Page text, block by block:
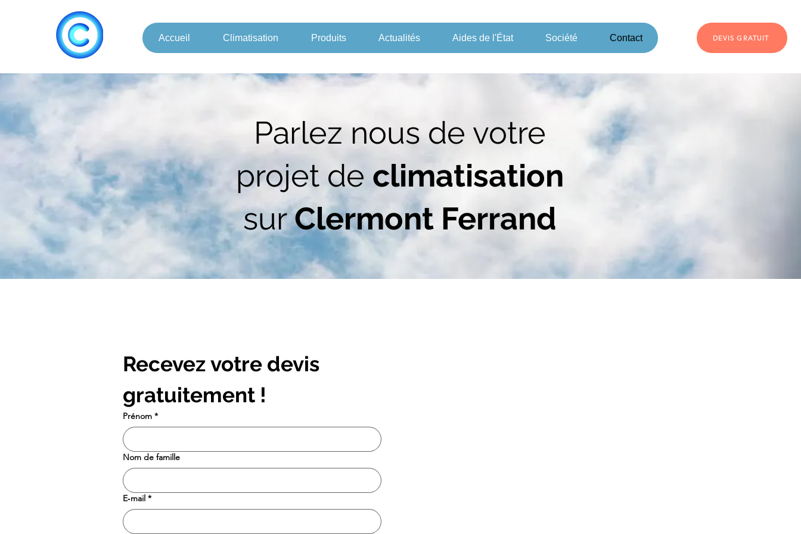
Accueil Climatisation Produits Actualités Aides de l'État Société Contact DEVIS GRATUIT
Parlez nous de votre
projet de climatisation
surClermont Ferrand
Recevez votre devis
gratuitement !
Prénom *
Nom de famille
E‑mail *